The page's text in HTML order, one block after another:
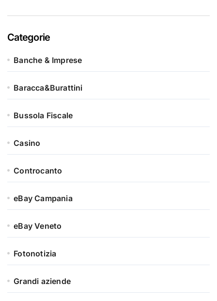
Categorie
Banche & Imprese
Baracca&Burattini
Bussola Fiscale
Casino
Controcanto
eBay Campania
eBay Veneto
Fotonotizia
Grandi aziende